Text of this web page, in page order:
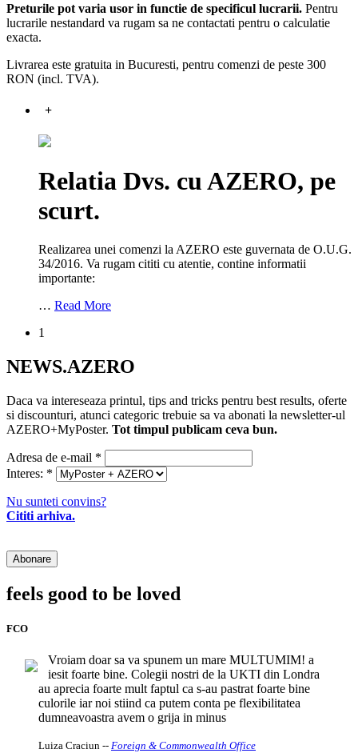
Preturile pot varia usor in functie de specificul lucrarii. Pentru
lucrarile nestandard va rugam sa ne contactati pentru o calculatie
exacta.
Livrarea este gratuita in Bucuresti, pentru comenzi de peste 300
RON (incl. TVA).
+
Relatia Dvs. cu AZERO, pe
scurt.
Realizarea unei comenzi la AZERO este guvernata de O.U.G.
34/2016. Va rugam cititi cu atentie, contine informatii
importante:
… Read More
1
NEWS.AZERO
Daca va intereseaza printul, tips and tricks pentru best results, oferte
si discounturi, atunci categoric trebuie sa va abonati la newsletter-ul
AZERO+MyPoster. Tot timpul publicam ceva bun.
Adresa de e-mail *
Interes: *
Nu sunteti convins?
Cititi arhiva.
feels good to be loved
FCO
Vroiam doar sa va spunem un mare MULTUMIM! a
iesit foarte bine. Colegii nostri de la UKTI din Londra
au aprecia foarte mult faptul ca s-au pastrat foarte bine
culorile iar noi stiind ca putem conta pe flexibilitatea
dumneavoastra avem o grija in minus
Luiza Craciun -- Foreign & Commonwealth Office